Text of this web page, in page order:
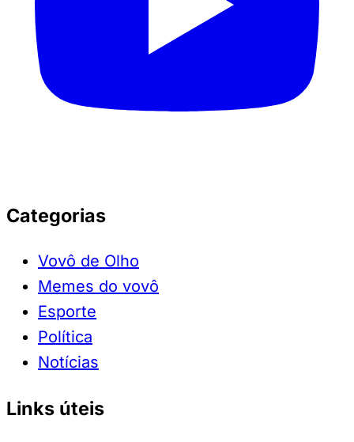
Categorias
Vovô de Olho
Memes do vovô
Esporte
Política
Notícias
Links úteis